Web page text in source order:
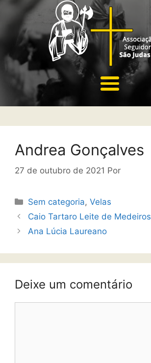
Andrea Gonçalves
27 de outubro de 2021 Por
Sem categoria,Velas
Caio Tartaro Leite de Medeiros
Ana Lúcia Laureano
Deixe um comentário